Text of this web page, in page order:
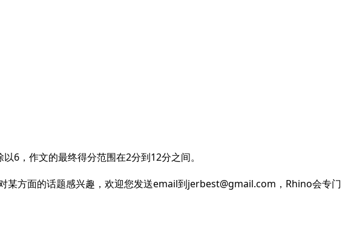
6，作文的最终得分范围在2分到12分之间。
某方面的话题感兴趣，欢迎您发送email到jerbest@gmail.com，Rhino会专门